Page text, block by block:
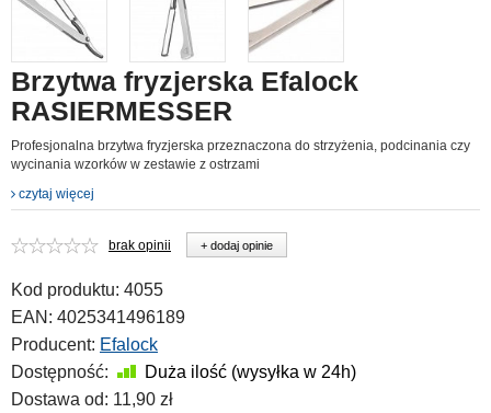
Brzytwa fryzjerska Efalock
RASIERMESSER
Profesjonalna brzytwa fryzjerska przeznaczona do strzyżenia, podcinania czy
wycinania wzorków w zestawie z ostrzami
czytaj więcej
brak opinii + dodaj opinie
Kod produktu: 4055
EAN: 4025341496189
Producent: Efalock
Dostępność:
Duża ilość (wysyłka w 24h)
Dostawa od: 11,90 zł